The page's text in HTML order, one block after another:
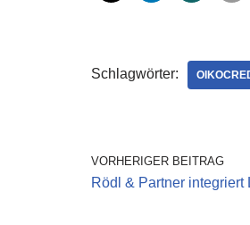
Schlagwörter:
VORHERIGER BEITRAG
Rödl & Partner